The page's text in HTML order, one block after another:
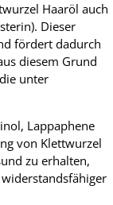
Haaröl auch
Dieser
fördert dadurch
diesem Grund
unter
Lappaphene
von Klettwurzel
zu erhalten,